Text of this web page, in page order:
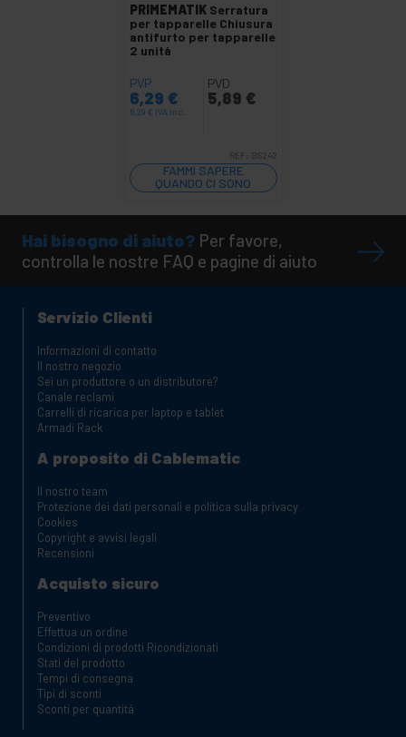
PRIMEMATIK Serratura
per tapparelle Chiusura
antifurto per tapparelle
2 unità
PVP
6,29 €
6,29 € IVA inc.
PVD
5,89 €
REF: BS242
FAMMI SAPERE
QUANDO CI SONO
SCORTE
Hai bisogno di aiuto? Per favore,
controlla le nostre FAQ e pagine di aiuto
Servizio Clienti
Informazioni di contatto
Il nostro negozio
Sei un produttore o un distributore?
Canale reclami
Carrelli di ricarica per laptop e tablet
Armadi Rack
A proposito di Cablematic
Il nostro team
Protezione dei dati personali e politica sulla privacy
Cookies
Copyright e avvisi legali
Recensioni
Acquisto sicuro
Preventivo
Effettua un ordine
Condizioni di prodotti Ricondizionati
Stati del prodotto
Tempi di consegna
Tipi di sconti
Sconti per quantità